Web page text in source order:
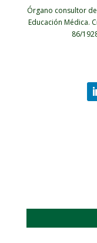
Órgano consultor
Educación Médica.
86/